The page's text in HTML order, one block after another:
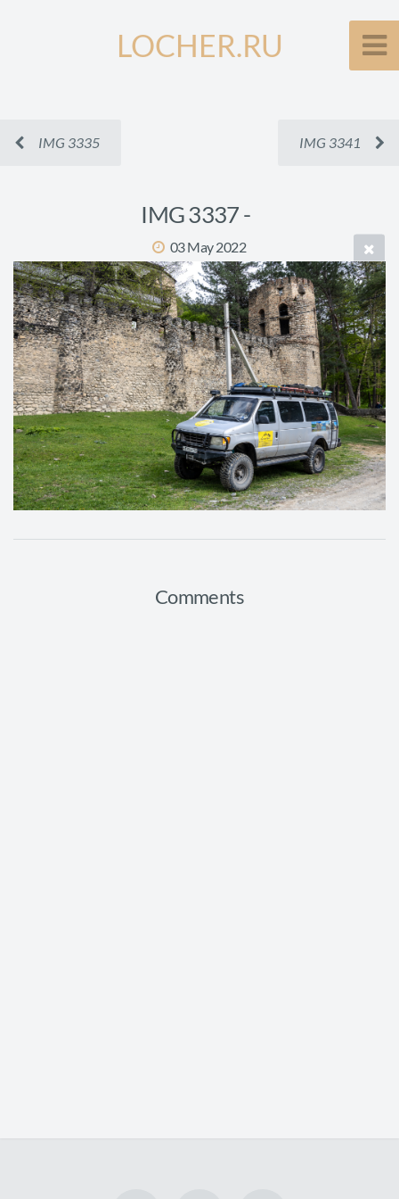
LOCHER.RU
IMG 3335 IMG 3341
IMG 3337 -
03 May 2022